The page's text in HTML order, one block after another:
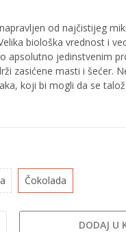
od najčistijeg
biološka vrednost i
apsolutno jedinstvenim
zasićene masti i šećer.
koji bi mogli da se
Čokolada
DODAJ U